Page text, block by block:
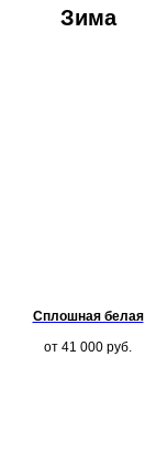
Зима
Сплошная белая
от 41 000 руб.